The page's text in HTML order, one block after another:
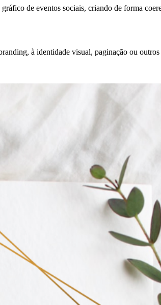
de eventos sociais, criando de forma
à identidade visual, paginação ou